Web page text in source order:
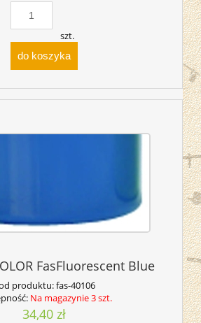
szt.
do koszyka
FasFluorescent Blue
produktu:fas-40106
Na magazynie 3 szt.
34,40 zł